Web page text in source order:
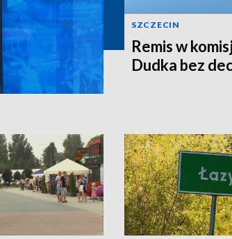
SZCZECIN
Remis w
Dudka bez